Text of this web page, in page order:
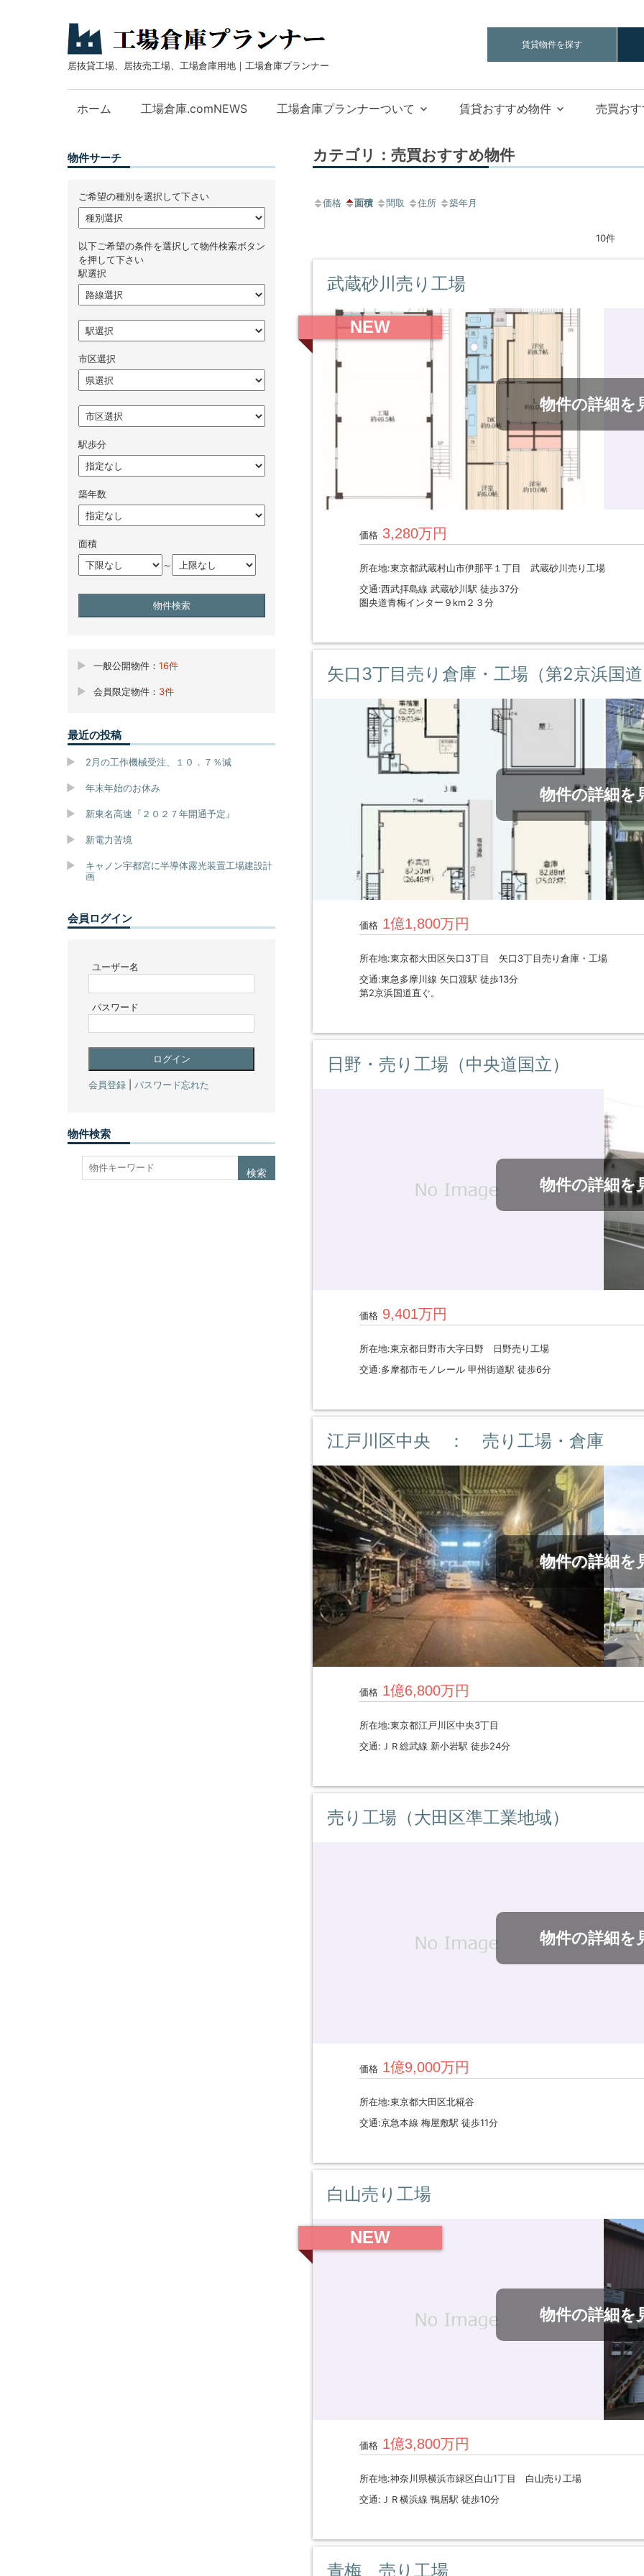
庫
プ
ン
ナ
居抜貸工場、居抜売工場、工場倉庫用地｜工場倉庫プランナー
賃貸物件を探す
ホーム 工場倉庫.comNEWS 工場倉庫プランナーついて 賃貸おすすめ物件 売買お
カテゴリ：売買おすすめ物件
価格 面積 間取 住所 築年月
10件
武蔵砂川売り工場
NEW
物件の詳細を
価格3,280万円
所在地:東京都武蔵村山市伊那平１丁目 武蔵砂川売り工場
交通:西武拝島線 武蔵砂川駅 徒歩37分
圏央道青梅インター９km２３分
矢口3丁目売り倉庫・工場（第2京浜国
物件の詳細を
価格1億1,800万円
所在地:東京都大田区矢口3丁目 矢口3丁目売り倉庫・工場
交通:東急多摩川線 矢口渡駅 徒歩13分
第2京浜国道直ぐ。
日野・売り工場（中央道国立）
物件の詳細を
価格9,401万円
所在地:東京都日野市大字日野 日野売り工場
交通:多摩都市モノレール 甲州街道駅 徒歩6分
江戸川区中央 ： 売り工場・倉庫
物件の詳細を
価格1億6,800万円
所在地:東京都江戸川区中央3丁目
交通:ＪＲ総武線 新小岩駅 徒歩24分
売り工場（大田区準工業地域）
物件の詳細を
価格1億9,000万円
所在地:東京都大田区北糀谷
交通:京急本線 梅屋敷駅 徒歩11分
白山売り工場
NEW
物件の詳細を
価格1億3,800万円
所在地:神奈川県横浜市緑区白山1丁目 白山売り工場
交通:ＪＲ横浜線 鴨居駅 徒歩10分
青梅 売り工場
物件サーチ
ご希望の種別を選択して下さい
以下ご希望の条件を選択して物件検索ボタン
を押して下さい
駅選択
市区選択
駅歩分
築年数
面積
～
一般公開物件： 16件
会員限定物件： 3件
最近の投稿
2月の工作機械受注、１０．７％減
年末年始のお休み
新東名高速『２０２７年開通予定』
新電力苦境
キャノン宇都宮に半導体露光装置工場建設計
画
会員ログイン
ユーザー名
パスワード
会員登録| パスワード忘れた
物件検索